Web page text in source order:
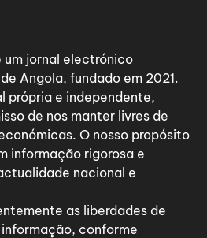
um jornal electrónico
Angola, fundado em 2021.
própria e independente,
de nos manter livres de
O nosso propósito
informação rigorosa e
nacional e
as liberdades de
conforme